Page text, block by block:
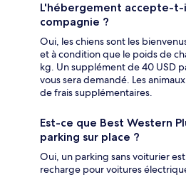
L'hébergement accepte-t-
compagnie ?
Oui, les chiens sont les
et à condition que le poids de
kg. Un supplément de 40 USD
vous sera demandé. Les
de frais supplémentaires.
Est-ce que Best Western
parking sur place ?
Oui, un parking sans voiturier
recharge pour voitures